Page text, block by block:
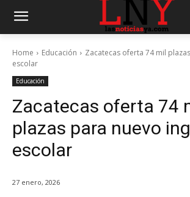
Home Educación
Zacatecas oferta 74 mil
escolar
Educación
Zacatecas oferta 74
plazas para nuevo
escolar
27 enero, 2026